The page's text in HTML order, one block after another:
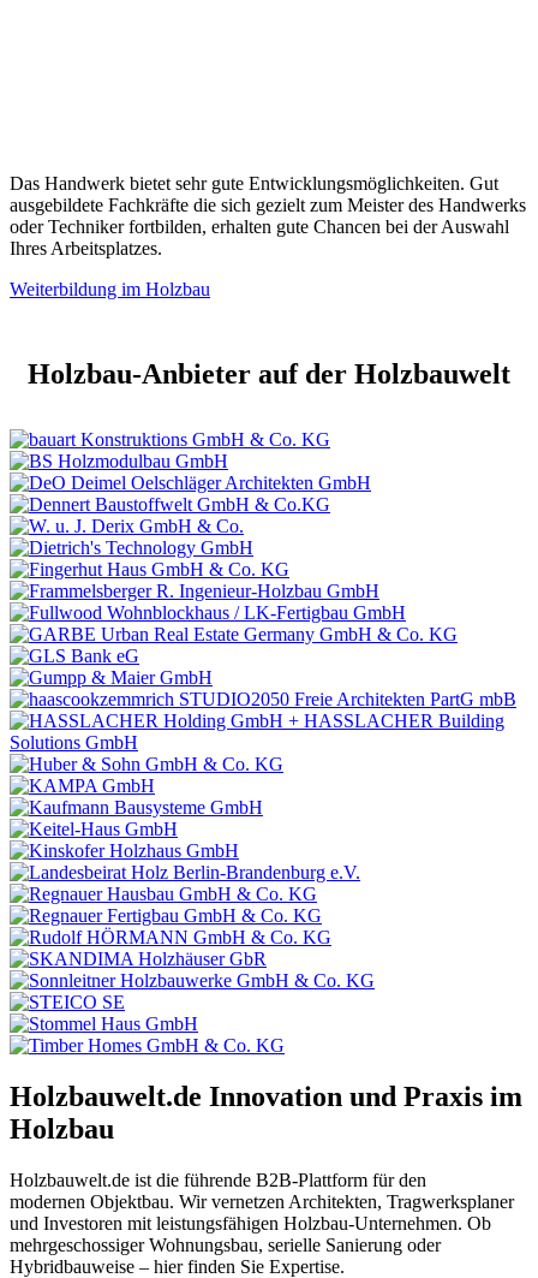
Das Handwerk bietet sehr gute Entwicklungsmöglichkeiten. Gut
ausgebildete Fachkräfte die sich gezielt zum Meister des Handwerks
oder Techniker fortbilden, erhalten gute Chancen bei der Auswahl
Ihres Arbeitsplatzes.
Weiterbildung im Holzbau
Holzbau-Anbieter auf der Holzbauwelt
Holzbauwelt.de Innovation und Praxis im
Holzbau
Holzbauwelt.de ist die führende B2B-Plattform für den
modernen Objektbau. Wir vernetzen Architekten, Tragwerksplaner
und Investoren mit leistungsfähigen Holzbau-Unternehmen. Ob
mehrgeschossiger Wohnungsbau, serielle Sanierung oder
Hybridbauweise – hier finden Sie Expertise.